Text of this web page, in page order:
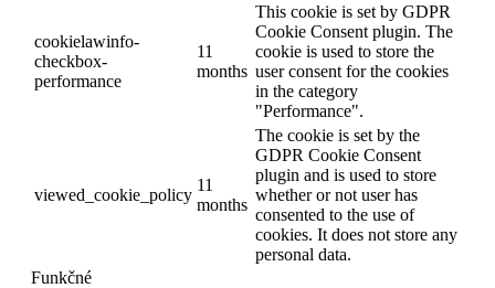
cookielawinfo-
checkbox-
performance
11
months
This cookie is set by GDPR
Cookie Consent plugin. The
cookie is used to store the
user consent for the cookies
in the category
"Performance".
viewed_cookie_policy
11
months
The cookie is set by the
GDPR Cookie Consent
plugin and is used to store
whether or not user has
consented to the use of
cookies. It does not store any
personal data.
Funkčné